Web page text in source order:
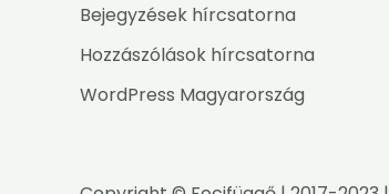
Bejegyzések hírcsatorna
Hozzászólások hírcsatorna
WordPress Magyarország